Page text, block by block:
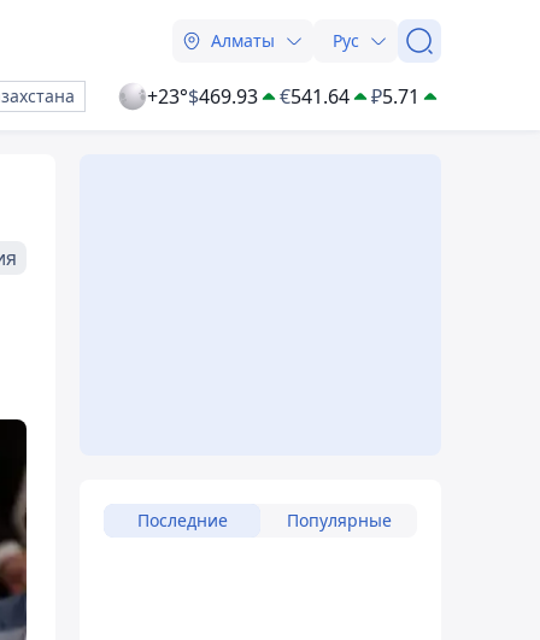
Алматы Рус
+23°$469.93 €541.64 ₽5.71
Последние Популярные